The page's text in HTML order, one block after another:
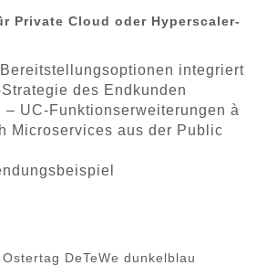
Private Cloud oder Hyperscaler-
integriert
des Endkunden
UC-Funktionserweiterungen à
Microservices aus der Public